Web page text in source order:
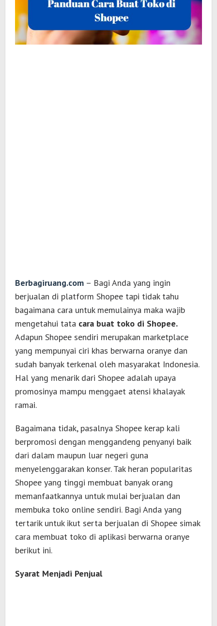
Berbagiruang.com – Bagi Anda yang ingin
berjualan di platform Shopee tapi tidak tahu
bagaimana cara untuk memulainya maka wajib
mengetahui tata cara buat toko di Shopee.
Adapun Shopee sendiri merupakan marketplace
yang mempunyai ciri khas berwarna oranye dan
sudah banyak terkenal oleh masyarakat Indonesia.
Hal yang menarik dari Shopee adalah upaya
promosinya mampu menggaet atensi khalayak
ramai.
Bagaimana tidak, pasalnya Shopee kerap kali
berpromosi dengan menggandeng penyanyi baik
dari dalam maupun luar negeri guna
menyelenggarakan konser. Tak heran popularitas
Shopee yang tinggi membuat banyak orang
memanfaatkannya untuk mulai berjualan dan
membuka toko online sendiri. Bagi Anda yang
tertarik untuk ikut serta berjualan di Shopee simak
cara membuat toko di aplikasi berwarna oranye
berikut ini.
Syarat Menjadi Penjual